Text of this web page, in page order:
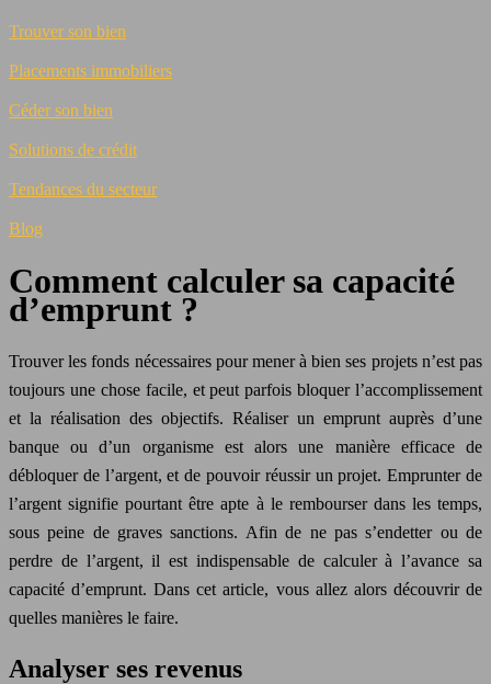
Trouver son bien
Placements immobiliers
Céder son bien
Solutions de crédit
Tendances du secteur
Blog
Comment calculer sa capacité
d’emprunt ?
Trouver les fonds nécessaires pour mener à bien ses projets n’est pas
toujours une chose facile, et peut parfois bloquer l’accomplissement
et la réalisation des objectifs. Réaliser un emprunt auprès d’une
banque ou d’un organisme est alors une manière efficace de
débloquer de l’argent, et de pouvoir réussir un projet. Emprunter de
l’argent signifie pourtant être apte à le rembourser dans les temps,
sous peine de graves sanctions. Afin de ne pas s’endetter ou de
perdre de l’argent, il est indispensable de calculer à l’avance sa
capacité d’emprunt. Dans cet article, vous allez alors découvrir de
quelles manières le faire.
Analyser ses revenus